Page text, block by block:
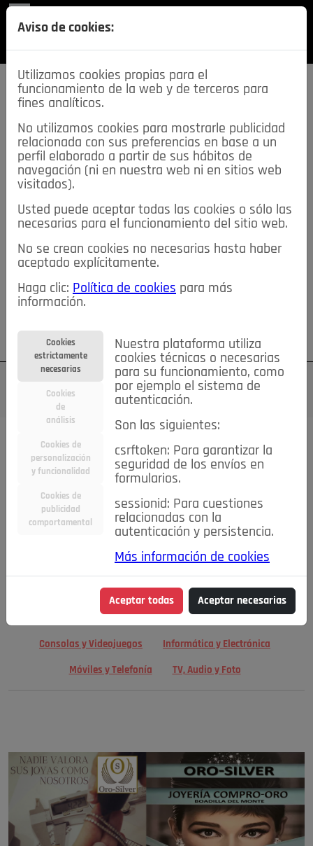
SECCIONES
descarga esta
REVISTA
≡NOTICIAS
NOTICIAS SERVICIOS DE INTERÉS
TABLÓN DE ANUNCIOS MIS ANUNCIOS CONTACTO
NOSOTROS
Su cuenta Regístrese ¿Olvidó su contraseña?
TODAS Deporte Bicicletas Deportes y Ocio
Electrodomésticos
Niños y Bebés Inmobiliaria Construcción y Reformas
Moda Accesorios Ropa Motor
Motor y Accesorios Motos Ocio
Cine, Libros y Música Coleccionismo Otros
Consolas y Videojuegos Informática y Electrónica
Móviles y Telefonía TV, Audio y Foto
Aviso de cookies:
Utilizamos cookies propias para el
funcionamiento de la web y de terceros para
fines analíticos.
No utilizamos cookies para mostrarle publicidad
relacionada con sus preferencias en base a un
perfil elaborado a partir de sus hábitos de
navegación (ni en nuestra web ni en sitios web
visitados).
Usted puede aceptar todas las cookies o sólo las
necesarias para el funcionamiento del sitio web.
No se crean cookies no necesarias hasta haber
aceptado explícitamente.
Haga clic: Política de cookies para más
información.
Cookies
estrictamente
necesarias
Cookies
de
análisis
Cookies de
personalización
y funcionalidad
Cookies de
publicidad
comportamental
Nuestra plataforma utiliza
cookies técnicas o necesarias
para su funcionamiento, como
por ejemplo el sistema de
autenticación.
Son las siguientes:
csrftoken: Para garantizar la
seguridad de los envíos en
formularios.
sessionid: Para cuestiones
relacionadas con la
autenticación y persistencia.
Más información de cookies
Aceptar todas Aceptar necesarias